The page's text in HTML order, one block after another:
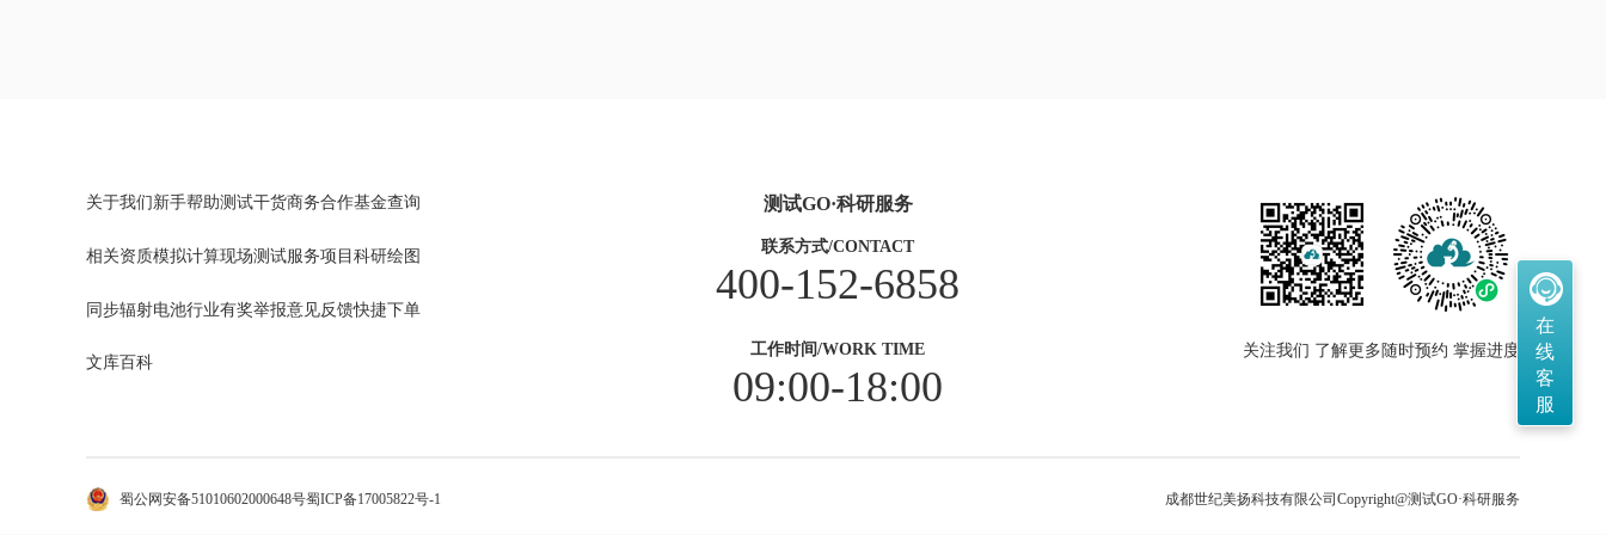
关于我们 新手帮助测试干货商务合作基金查询
相关资质模拟计算现场测试服务项目 科研绘图
同步辐射电池行业有奖举报意见反馈快捷下单
文库百科
测试GO·科研服务
联系方式/CONTACT
400-152-6858
工作时间/WORK TIME
09:00-18:00
关注我们 了解更多 随时预约 掌握进度
蜀公网安备51010602000648号蜀ICP备17005822号-1 成都世纪美扬科技有限公司 Copyright@测试GO·科研服务
在
线
客
服